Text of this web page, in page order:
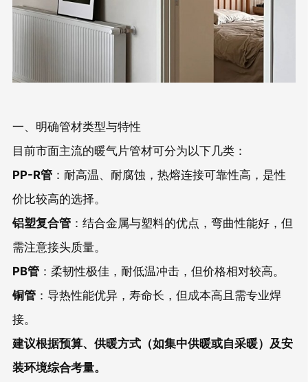
一、明确管材类型与特性
目前市面主流的暖气片管材可分为以下几类：
PP-R管：耐高温、耐腐蚀，热熔连接可靠性高，是性
价比较高的选择。
铝塑复合管：结合金属与塑料的优点，弯曲性能好，但
需注意接头质量。
PB管：柔韧性极佳，耐低温冲击，但价格相对较高。
铜管：导热性能优异，寿命长，但成本高且需专业焊
接。
建议根据预算、供暖方式（如集中供暖或自采暖）及安
装环境综合考量。